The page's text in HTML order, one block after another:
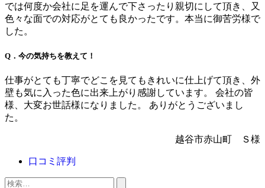
では何度か会社に足を運んで下さったり親切にして頂き、又
色々な面での対応がとても良かったです。本当に御苦労様で
した。
Q．今の気持ちを教えて！
仕事がとても丁寧でどこを見てもきれいに仕上げて頂き、外
壁も気に入った色に出来上がり感謝しています。 会社の皆
様、大変お世話様になりました。 ありがとうございまし
た。
越谷市赤山町 Ｓ様
口コミ評判
検